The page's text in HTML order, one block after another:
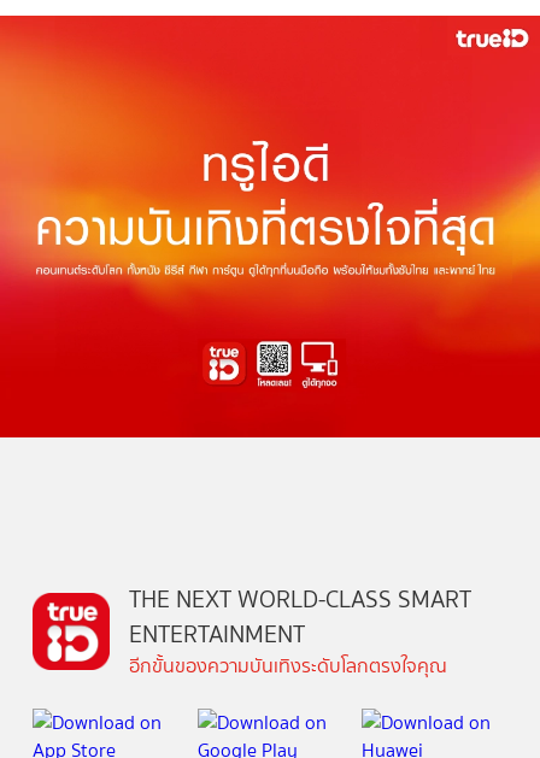
THE NEXT WORLD-CLASS SMART
ENTERTAINMENT
อีกขั้นของความบันเทิงระดับโลกตรงใจคุณ